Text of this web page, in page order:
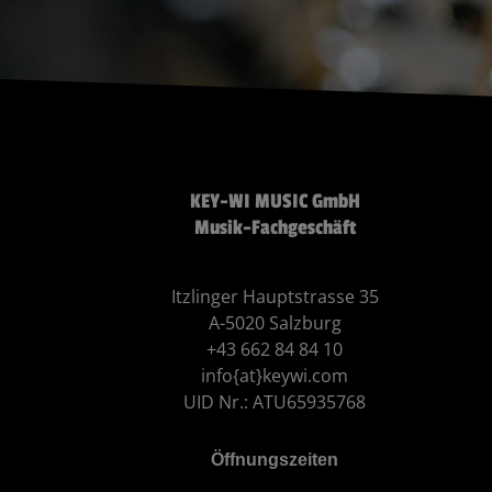
KEY-WI MUSIC GmbH
Musik-Fachgeschäft
Itzlinger Hauptstrasse 35
A-5020 Salzburg
+43 662 84 84 10
info{at}keywi.com
UID Nr.: ATU65935768
Öffnungszeiten